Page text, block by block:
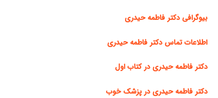
بیوگرافی دکتر فاطمه حیدری
اطلاعات تماس دکتر فاطمه حیدری
دکتر فاطمه حیدری در کتاب اول
دکتر فاطمه حیدری در پزشک خوب